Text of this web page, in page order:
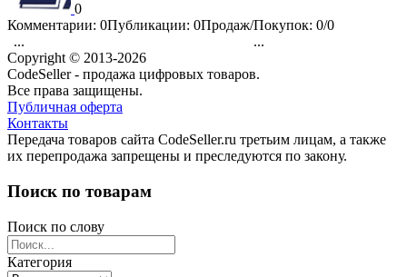
0
Комментарии: 0Публикации: 0Продаж/Покупок: 0/0
... ...
Copyright © 2013-2026
CodeSeller - продажа цифровых товаров.
Все права защищены.
Публичная оферта
Контакты
Передача товаров сайта CodeSeller.ru третьим лицам, а также
их перепродажа запрещены и преследуются по закону.
Поиск по товарам
Поиск по слову
Категория